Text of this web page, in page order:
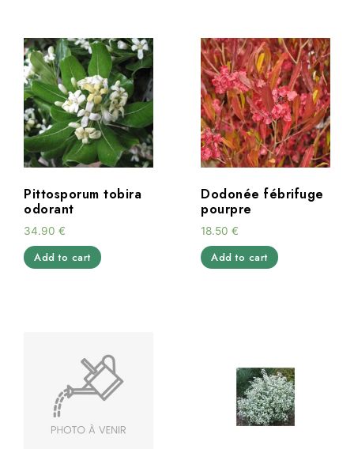
Pittosporum tobira
odorant
34.90 €
Add to cart
Dodonée fébrifuge
pourpre
18.50 €
Add to cart